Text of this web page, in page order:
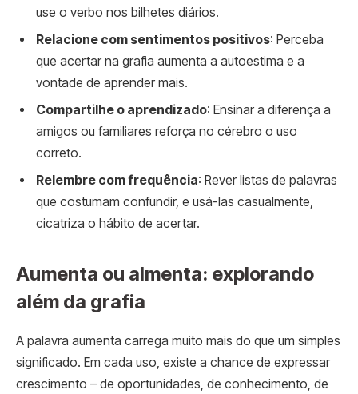
use o verbo nos bilhetes diários.
Relacione com sentimentos positivos: Perceba
que acertar na grafia aumenta a autoestima e a
vontade de aprender mais.
Compartilhe o aprendizado: Ensinar a diferença a
amigos ou familiares reforça no cérebro o uso
correto.
Relembre com frequência: Rever listas de palavras
que costumam confundir, e usá-las casualmente,
cicatriza o hábito de acertar.
Aumenta ou almenta: explorando
além da grafia
A palavra aumenta carrega muito mais do que um simples
significado. Em cada uso, existe a chance de expressar
crescimento – de oportunidades, de conhecimento, de